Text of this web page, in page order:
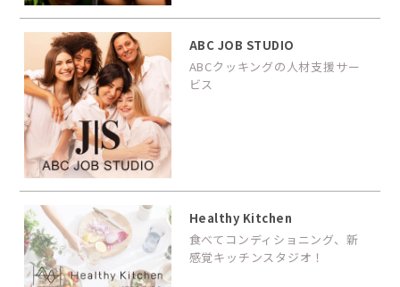
ABC JOB STUDIO
ABCクッキングの人材支援サー
ビス
Healthy Kitchen
食べてコンディショニング、新
感覚キッチンスタジオ！